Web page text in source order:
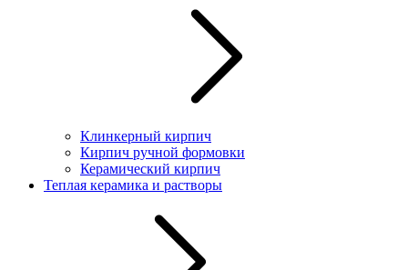
Клинкерный кирпич
Кирпич ручной формовки
Керамический кирпич
Теплая керамика и растворы